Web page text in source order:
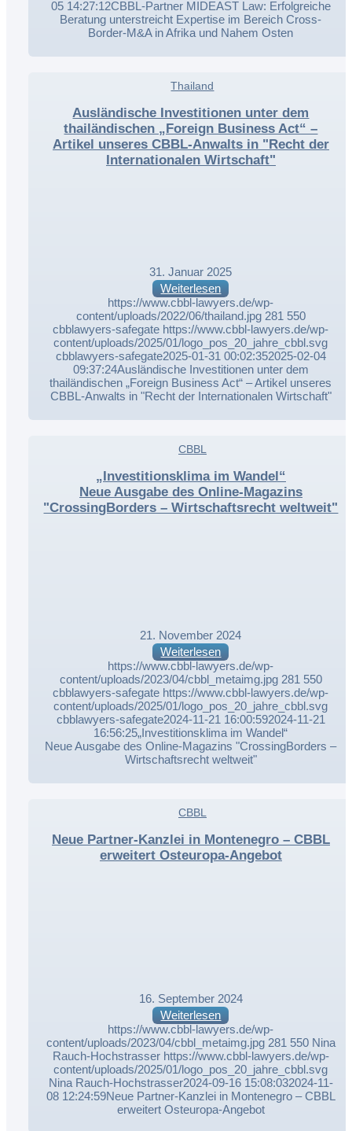
05 14:27:12CBBL-Partner MIDEAST Law: Erfolgreiche
Beratung unterstreicht Expertise im Bereich Cross-
Border-M&A in Afrika und Nahem Osten
Ausländische Investitionen unter dem
thailändischen „Foreign Business Act“ –
Artikel unseres CBBL-Anwalts in "Recht der
Internationalen Wirtschaft"
,Thailand
31. Januar 2025
Weiterlesen
https://www.cbbl-lawyers.de/wp-
content/uploads/2022/06/thailand.jpg 281 550
cbblawyers-safegate https://www.cbbl-lawyers.de/wp-
content/uploads/2025/01/logo_pos_20_jahre_cbbl.svg
cbblawyers-safegate2025-01-31 00:02:352025-02-04
09:37:24Ausländische Investitionen unter dem
thailändischen „Foreign Business Act“ – Artikel unseres
CBBL-Anwalts in "Recht der Internationalen Wirtschaft"
„Investitionsklima im Wandel“
Neue Ausgabe des Online-Magazins
"CrossingBorders – Wirtschaftsrecht weltweit"
CBBL
21. November 2024
Weiterlesen
https://www.cbbl-lawyers.de/wp-
content/uploads/2023/04/cbbl_metaimg.jpg 281 550
cbblawyers-safegate https://www.cbbl-lawyers.de/wp-
content/uploads/2025/01/logo_pos_20_jahre_cbbl.svg
cbblawyers-safegate2024-11-21 16:00:592024-11-21
16:56:25„Investitionsklima im Wandel“
Neue Ausgabe des Online-Magazins "CrossingBorders –
Wirtschaftsrecht weltweit"
Neue Partner-Kanzlei in Montenegro – CBBL
erweitert Osteuropa-Angebot
CBBL
16. September 2024
Weiterlesen
https://www.cbbl-lawyers.de/wp-
content/uploads/2023/04/cbbl_metaimg.jpg 281 550 Nina
Rauch-Hochstrasser https://www.cbbl-lawyers.de/wp-
content/uploads/2025/01/logo_pos_20_jahre_cbbl.svg
Nina Rauch-Hochstrasser2024-09-16 15:08:032024-11-
08 12:24:59Neue Partner-Kanzlei in Montenegro – CBBL
erweitert Osteuropa-Angebot